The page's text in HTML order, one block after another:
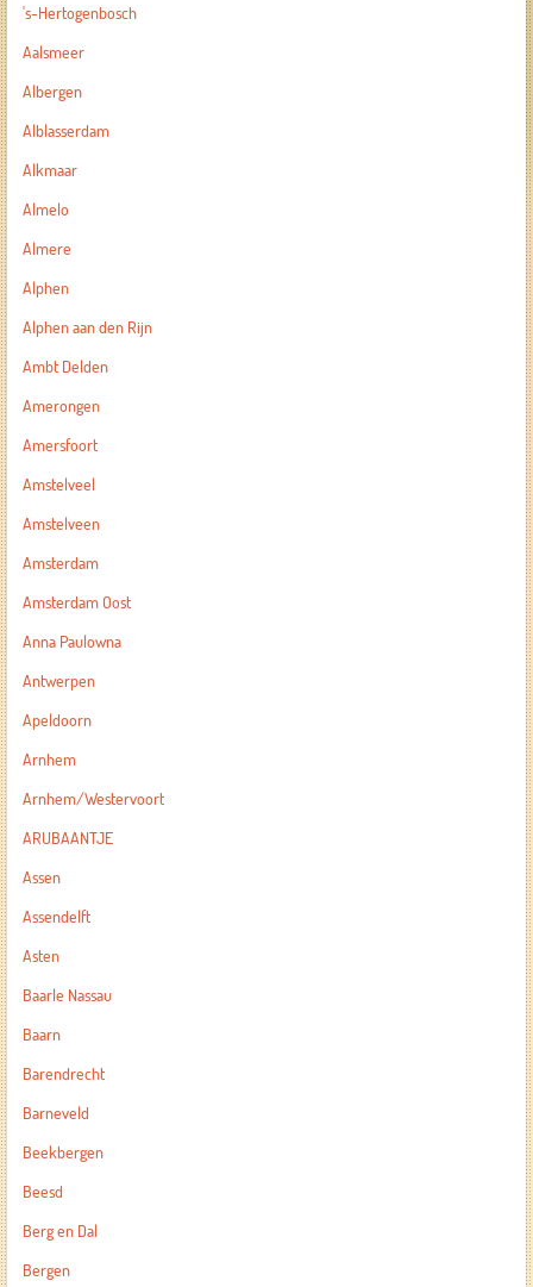
's-Hertogenbosch
Aalsmeer
Albergen
Alblasserdam
Alkmaar
Almelo
Almere
Alphen
Alphen aan den Rijn
Ambt Delden
Amerongen
Amersfoort
Amstelveel
Amstelveen
Amsterdam
Amsterdam Oost
Anna Paulowna
Antwerpen
Apeldoorn
Arnhem
Arnhem/Westervoort
ARUBAANTJE
Assen
Assendelft
Asten
Baarle Nassau
Baarn
Barendrecht
Barneveld
Beekbergen
Beesd
Berg en Dal
Bergen